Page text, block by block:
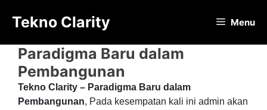
Tekno Clarity Menu
Paradigma Baru dalam
Pembangunan
Tekno Clarity – Paradigma Baru dalam
Pembangunan, Pada kesempatan kali ini admin akan